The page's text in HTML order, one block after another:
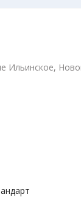
Ильинское,